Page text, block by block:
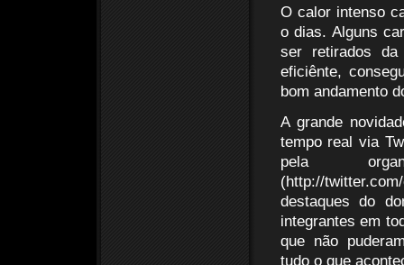
O calor intenso
o dias. Alguns
ser retirados
eficiênte,
bom andamento
A grande
tempo real via
pela
(http://
destaques do
integrantes em
que não
tudo o que